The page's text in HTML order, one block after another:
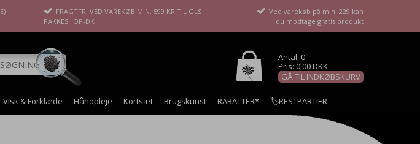
FRAGTFRI VED VAREKØB MIN. 599 KR TIL GLS
PAKKESHOP-DK
Ved varekøb på min. 229 kan
du modtage gratis produkt
Antal: 0
Pris: 0,00 DKK
GÅ TIL INDKØBSKURV
Visk & Forklæde Håndpleje Kortsæt Brugskunst RABATTER* 🏷️RESTPARTIER